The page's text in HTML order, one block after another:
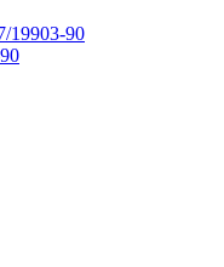
19903-90